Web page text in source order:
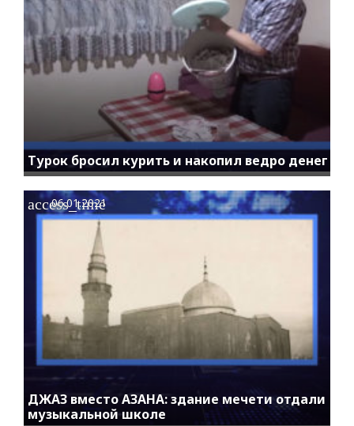
Турок бросил курить и накопил ведро денег
ДЖАЗ вместо АЗАНА: здание мечети отдали
музыкальной школе
access_time
06.01.2021